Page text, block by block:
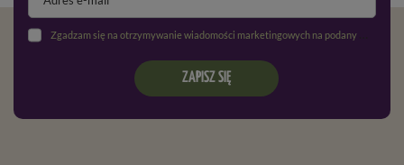
Zgadzam się na otrzymywanie wiadomości marketingowych na podany adres e-mail oraz przetwarzanie danych osobowych zgodnie z
ZAPISZ SIĘ